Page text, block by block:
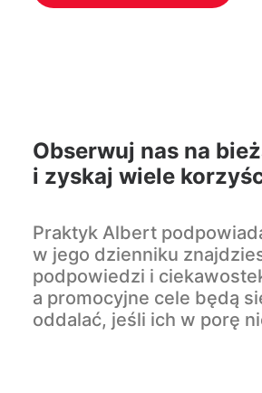
Obserwuj nas na
i zyskaj wiele
Praktyk Albert
w jego dzienniku
podpowiedzi i
a promocyjne cele będą
oddalać, jeśli ich w porę